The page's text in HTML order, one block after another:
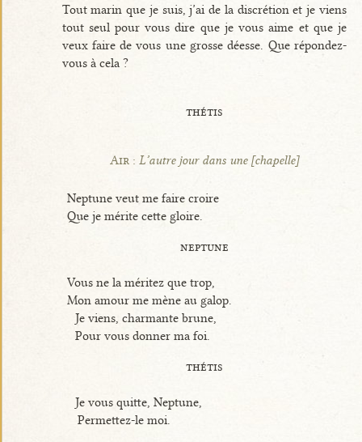
Tout marin que je suis, j’ai de la discrétion et je viens
tout seul pour vous dire que je vous aime et que je
veux faire de vous une grosse déesse. Que répondez-
vous à cela ?
thétis
Air : L’autre jour dans une [chapelle]
Neptune veut me faire croire
Que je mérite cette gloire.
neptune
Vous ne la méritez que trop,
Mon amour me mène au galop.
Je viens, charmante brune,
Pour vous donner ma foi.
thétis
Je vous quitte, Neptune,
Permettez-le moi.